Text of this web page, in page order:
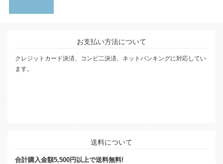
お支払い方法について
クレジットカード決済、コンビ二決済、ネットバンキングに対応してい
ます。
送料について
合計購入金額5,500円以上で送料無料!